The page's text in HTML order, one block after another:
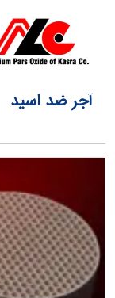
آجر ضد اسید